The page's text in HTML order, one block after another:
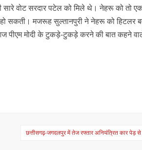
वोट सरदार पटेल को मिले थे। नेहरू को तो एक
हो सकती। मजरूह सुल्तानपुरी ने नेहरू को हिटलर
पीएम मोदी के टुकड़े-टुकड़े करने की बात कहने
छत्तीसगढ़-जगदलपुर में तेज रफ्तार अनियंत्रित कार पेड़